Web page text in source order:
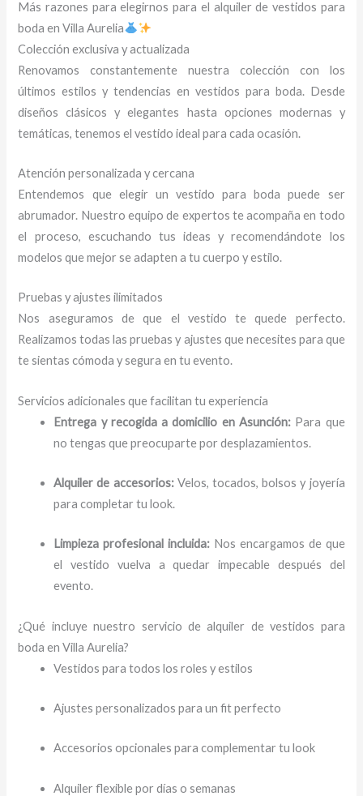
Más razones para elegirnos para el alquiler de vestidos para
boda en Villa Aurelia
Colección exclusiva y actualizada
Renovamos constantemente nuestra colección con los
últimos estilos y tendencias en vestidos para boda. Desde
diseños clásicos y elegantes hasta opciones modernas y
temáticas, tenemos el vestido ideal para cada ocasión.
Atención personalizada y cercana
Entendemos que elegir un vestido para boda puede ser
abrumador. Nuestro equipo de expertos te acompaña en todo
el proceso, escuchando tus ideas y recomendándote los
modelos que mejor se adapten a tu cuerpo y estilo.
Pruebas y ajustes ilimitados
Nos aseguramos de que el vestido te quede perfecto.
Realizamos todas las pruebas y ajustes que necesites para que
te sientas cómoda y segura en tu evento.
Servicios adicionales que facilitan tu experiencia
Entrega y recogida a domicilio en Asunción:Para que
no tengas que preocuparte por desplazamientos.
Alquiler de accesorios:Velos, tocados, bolsos y joyería
para completar tu look.
Limpieza profesional incluida: Nos encargamos de que
el vestido vuelva a quedar impecable después del
evento.
¿Qué incluye nuestro servicio de alquiler de vestidos para
boda en Villa Aurelia?
Vestidos para todos los roles y estilos
Ajustes personalizados para un fit perfecto
Accesorios opcionales para complementar tu look
Alquiler flexible por días o semanas